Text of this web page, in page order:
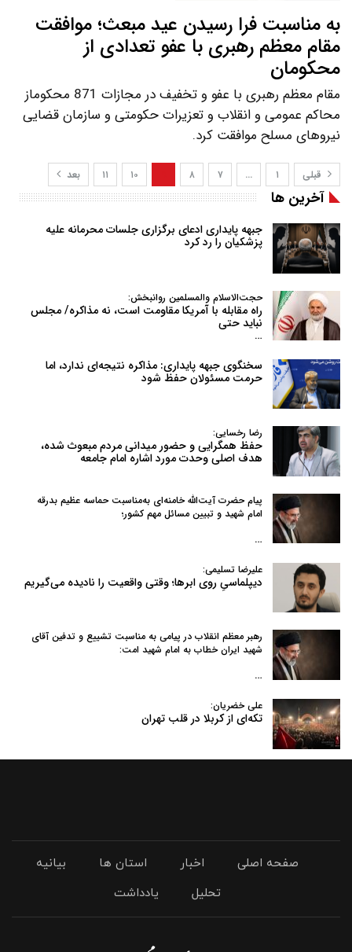
به مناسبت فرا رسیدن عید مبعث؛ موافقت
مقام معظم رهبری با عفو تعدادی از
محکومان
مقام معظم رهبری با عفو و تخفیف در مجازات 871 محکوماز
محاکم عمومی و انقلاب و تعزیرات حکومتی و سازمان قضایی
نیروهای مسلح موافقت کرد.
قبلی ۱ … ۷ ۸ ۱۰ ۱۱ بعد
آخرین ها
جبهه پایداری ادعای برگزاری جلسات محرمانه علیه
پزشکیان را رد کرد
حجت‌الاسلام والمسلمین روانبخش:
راه مقابله با آمریکا مقاومت است، نه مذاکره/ مجلس
نباید حتی
…
سخنگوی جبهه پایداری: مذاکره نتیجه‌ای ندارد، اما
حرمت مسئولان حفظ شود
رضا رخسایی:
حفظ همگرایی و حضور میدانی مردم مبعوث شده،
هدف اصلی وحدت مورد اشاره امام جامعه
پیام حضرت آیت‌الله خامنه‌ای به‌مناسبت حماسه عظیم بدرقه
امام شهید و تبیین مسائل مهم کشور؛
…
علیرضا تسلیمی:
دیپلماسیِ روی ابرها؛ وقتی واقعیت را نادیده می‌گیریم
رهبر معظم انقلاب در پیامی به‌ مناسبت تشییع و تدفین آقای
شهید ایران خطاب به امام شهید امت:
…
علی خضریان:
تکه‌ای از کربلا در قلب تهران
صفحه اصلی اخبار استان ها
بیانیه
تحلیل
یادداشت